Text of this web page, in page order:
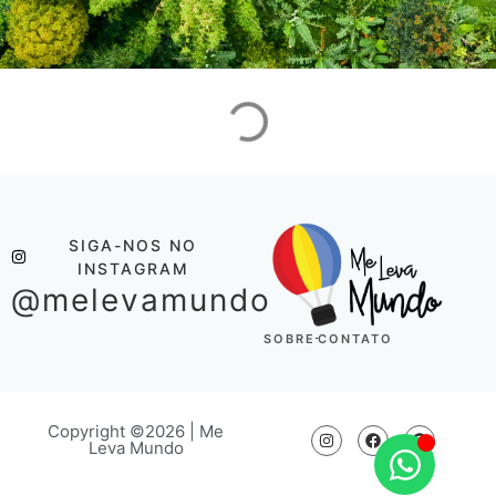
SIGA-NOS NO
INSTAGRAM
@melevamundo
SOBRE CONTATO
Copyright ©2026 | Me
Leva Mundo